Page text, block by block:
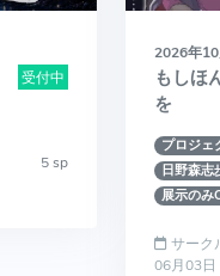
受付中
5 sp
2026年
もしほ
を
プロジェ
日野森志
展示のみ
サーク
06月03日